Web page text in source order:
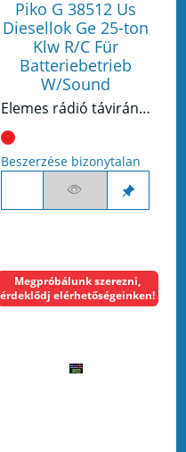
Piko G 38512 Us
Diesellok Ge 25-ton
Klw R/C Für
Batteriebetrieb
W/Sound
Elemes rádió távirányítáú dízelmozdony GE 25-Ton
Beszerzése bizonytalan
Megpróbálunk szerezni,
érdeklődj elérhetőségeinken!